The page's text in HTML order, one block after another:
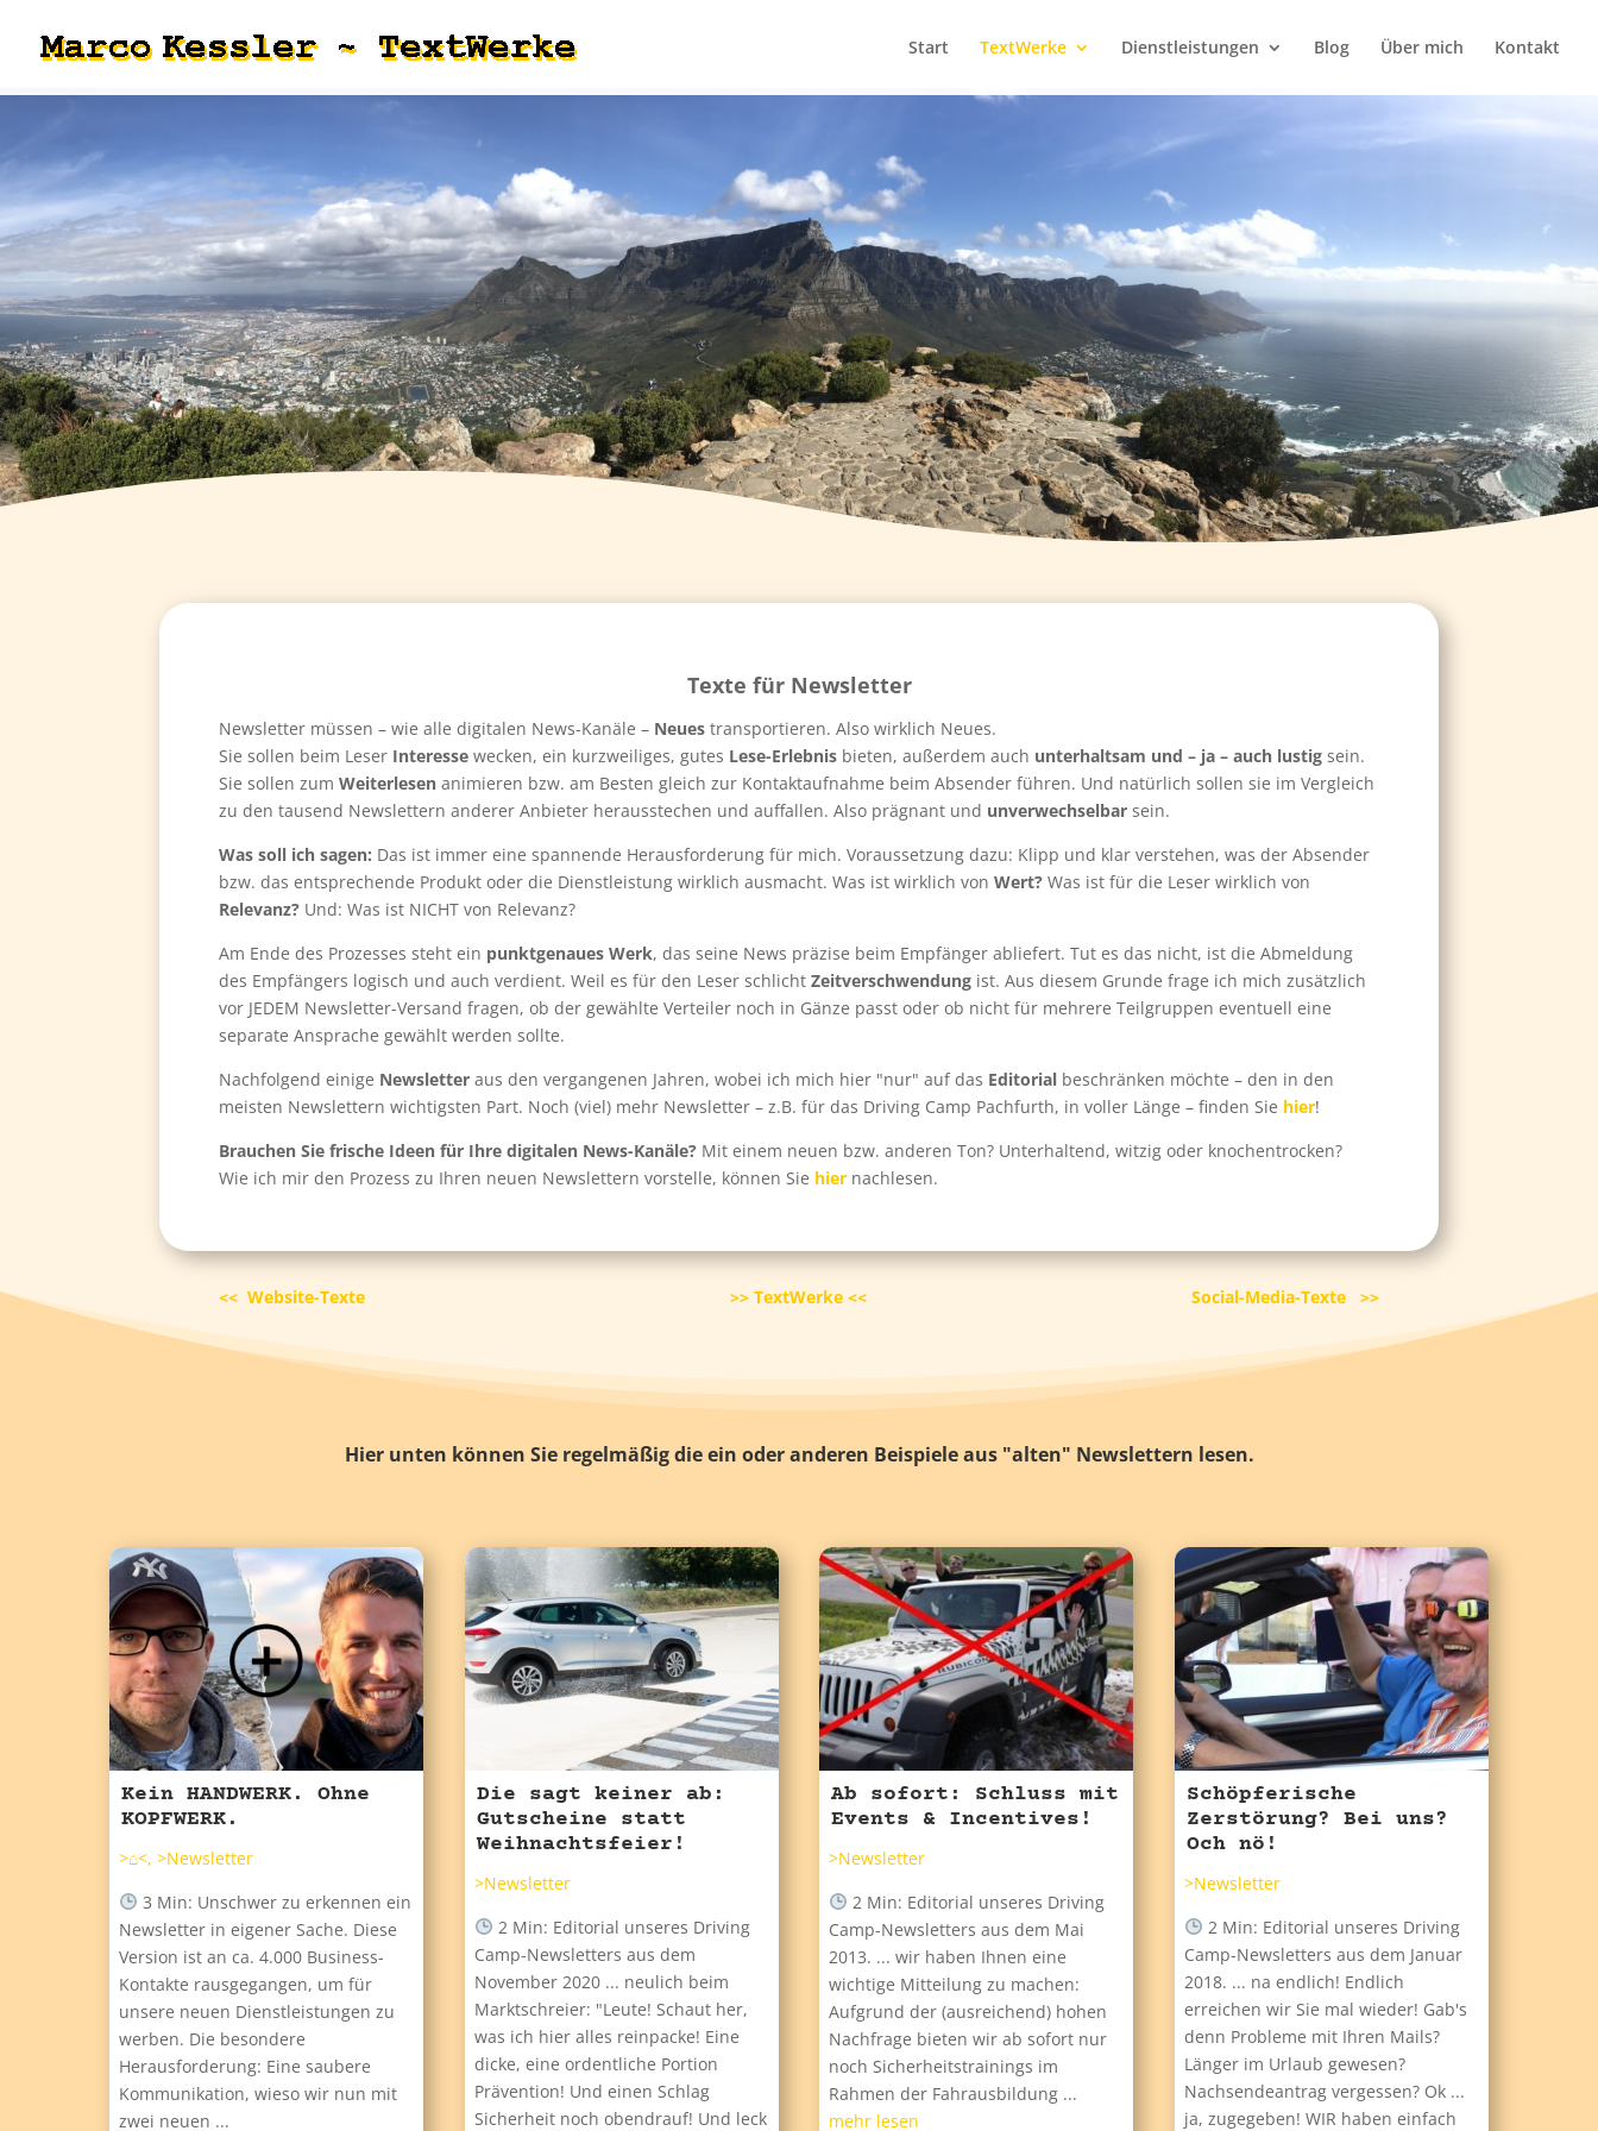
Start TextWerke Dienstleistungen Blog Über mich Kontakt
Texte für Newsletter
Newsletter müssen – wie alle digitalen News-Kanäle – Neues transportieren. Also wirklich Neues.
Sie sollen beim Leser Interesse wecken, ein kurzweiliges, gutes Lese-Erlebnis bieten, außerdem auch unterhaltsam und – ja – auch lustig sein.
Sie sollen zumWeiterlesen animieren bzw. am Besten gleich zur Kontaktaufnahme beim Absender führen. Und natürlich sollen sie im Vergleich
zu den tausend Newslettern anderer Anbieter herausstechen und auffallen. Also prägnant und unverwechselbar sein.
Was soll ich sagen: Das ist immer eine spannende Herausforderung für mich. Voraussetzung dazu: Klipp und klar verstehen, was der Absender
bzw. das entsprechende Produkt oder die Dienstleistung wirklich ausmacht. Was ist wirklich von Wert?Was ist für die Leser wirklich von
Relevanz? Und: Was ist NICHT von Relevanz?
Am Ende des Prozesses steht ein punktgenaues Werk, das seine News präzise beim Empfänger abliefert. Tut es das nicht, ist die Abmeldung
des Empfängers logisch und auch verdient. Weil es für den Leser schlichtZeitverschwendung ist. Aus diesem Grunde frage ich mich zusätzlich
vor JEDEM Newsletter-Versand fragen, ob der gewählte Verteiler noch in Gänze passt oder ob nicht für mehrere Teilgruppen eventuell eine
separate Ansprache gewählt werden sollte.
Nachfolgend einige Newsletter aus den vergangenen Jahren, wobei ich mich hier "nur" auf das Editorial beschränken möchte – den in den
meisten Newslettern wichtigsten Part. Noch (viel) mehr Newsletter – z.B. für das Driving Camp Pachfurth, in voller Länge – finden Sie hier!
Brauchen Sie frische Ideen für Ihre digitalen News-Kanäle? Mit einem neuen bzw. anderen Ton? Unterhaltend, witzig oder knochentrocken?
Wie ich mir den Prozess zu Ihren neuen Newslettern vorstelle, können Sie hier nachlesen.
<< Website-Texte >> TextWerke << Social-Media-Texte >>
Hier unten können Sie regelmäßig die ein oder anderen Beispiele aus "alten" Newslettern lesen.
Kein HANDWERK. Ohne
KOPFWERK.
>⌂<,>Newsletter
3 Min: Unschwer zu erkennen ein
Newsletter in eigener Sache. Diese
Version ist an ca. 4.000 Business-
Kontakte rausgegangen, um für
unsere neuen Dienstleistungen zu
werben. Die besondere
Herausforderung: Eine saubere
Kommunikation, wieso wir nun mit
zwei neuen ...
Die sagt keiner ab:
Gutscheine statt
Weihnachtsfeier!
>Newsletter
2 Min: Editorial unseres Driving
Camp-Newsletters aus dem
November 2020 ... neulich beim
Marktschreier: "Leute! Schaut her,
was ich hier alles reinpacke! Eine
dicke, eine ordentliche Portion
Prävention! Und einen Schlag
Sicherheit noch obendrauf! Und leck
Ab sofort: Schluss mit
Events & Incentives!
>Newsletter
2 Min: Editorial unseres Driving
Camp-Newsletters aus dem Mai
2013. ... wir haben Ihnen eine
wichtige Mitteilung zu machen:
Aufgrund der (ausreichend) hohen
Nachfrage bieten wir ab sofort nur
noch Sicherheitstrainings im
Rahmen der Fahrausbildung ...
mehr lesen
Schöpferische
Zerstörung? Bei uns?
Och nö!
>Newsletter
2 Min: Editorial unseres Driving
Camp-Newsletters aus dem Januar
2018. ... na endlich! Endlich
erreichen wir Sie mal wieder! Gab's
denn Probleme mit Ihren Mails?
Länger im Urlaub gewesen?
Nachsendeantrag vergessen? Ok ...
ja, zugegeben! WIR haben einfach